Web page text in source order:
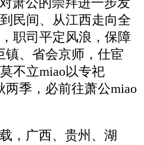
民间、从江西走向全
职司平定风浪，保障
镇、省会京师，仕宦
不立miao以专祀
两季，必前往萧公miao
，广西、贵州、湖